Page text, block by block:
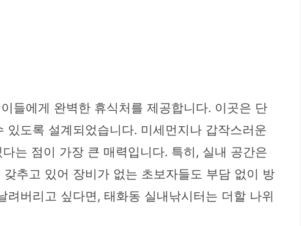
들에게 완벽한 휴식처를 제공합니다. 이곳은 단
도록 설계되었습니다. 미세먼지나 갑작스러운
는 점이 가장 큰 매력입니다. 특히, 실내 공간은
추고 있어 장비가 없는 초보자들도 부담 없이 방
버리고 싶다면, 태화동 실내낚시터는 더할 나위